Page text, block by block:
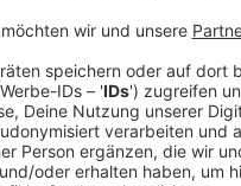
nicht von Reisenden